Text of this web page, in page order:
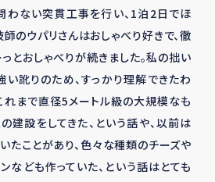
わない突貫工事を行い、1泊2日でほ
のウパリさんはおしゃべり好きで、徹
とおしゃべりが続きました。私の拙い
い訛りのため、すっかり理解できたわ
れまで直径5メートル級の大規模なも
建設をしてきた、という話や、以前は
たことがあり、色々な種類のチーズや
なども作っていた、という話はとても